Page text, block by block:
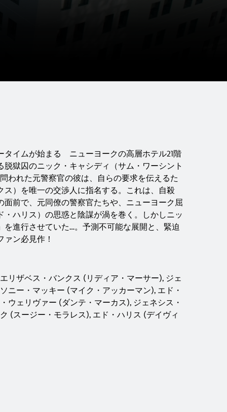
タイムが始まる ニューヨークの高層ホテル21階
獄囚のニック・キャシディ（サム・ワーシント
われた元警察官の彼は、自らの要求を伝えるた
）を唯一の交渉人に指名する。これは、自殺
前で、元同僚の警察官たちや、ニューヨーク屈
ハリス）の思惑と陰謀が渦を巻く。しかしニッ
進行させていた…。予測不可能な展開と、緊迫
ン必見作！
リザベス・バンクス (リディア・マーサー), ジェ
ニー・マッキー (マイク・アッカーマン), エド・
ウェリヴァー (ダンテ・マーカス), ジェネシス・
(スージー・モラレス), エド・ハリス (デイヴィ